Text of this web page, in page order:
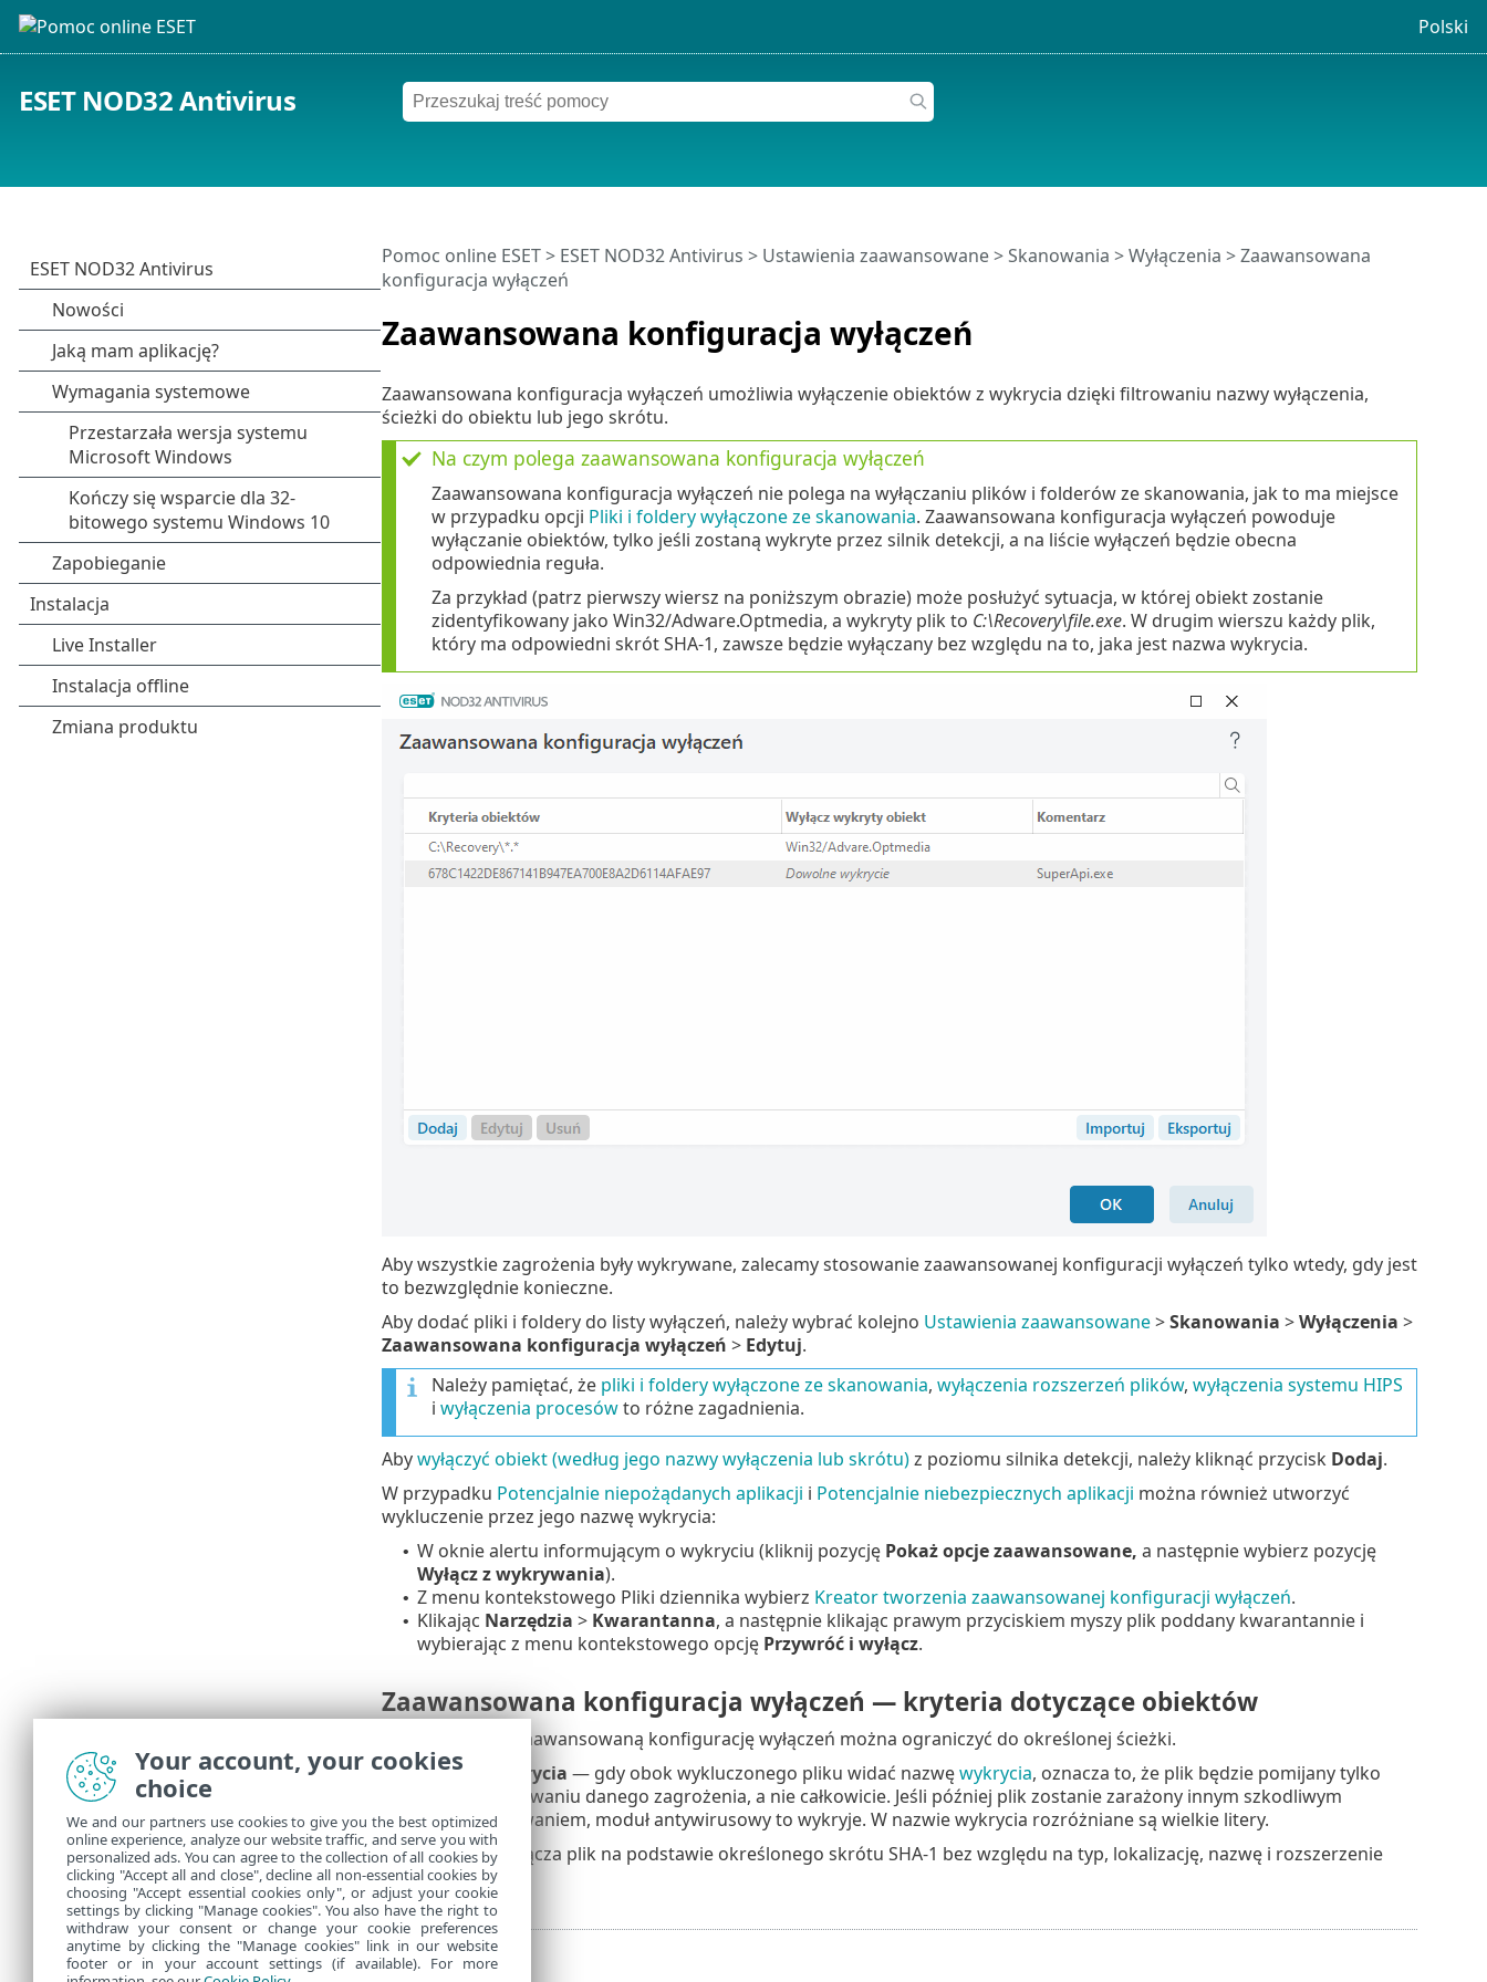
Polski
ESET NOD32 Antivirus
Zaawansowana konfiguracja wyłączeń
Pomoc online ESET> ESET NOD32 Antivirus > Ustawienia zaawansowane>Skanowania >Wyłączenia > Zaawansowana
konfiguracja wyłączeń
Zaawansowana konfiguracja wyłączeń umożliwia wyłączenie obiektów z wykrycia dzięki filtrowaniu nazwy wyłączenia,
ścieżki do obiektu lub jego skrótu.
Na czym polega zaawansowana konfiguracja wyłączeń
Zaawansowana konfiguracja wyłączeń nie polega na wyłączaniu plików i folderów ze skanowania, jak to ma miejsce
w przypadku opcji Pliki i foldery wyłączone ze skanowania. Zaawansowana konfiguracja wyłączeń powoduje
wyłączanie obiektów, tylko jeśli zostaną wykryte przez silnik detekcji, a na liście wyłączeń będzie obecna
odpowiednia reguła.
Za przykład (patrz pierwszy wiersz na poniższym obrazie) może posłużyć sytuacja, w której obiekt zostanie
zidentyfikowany jako Win32/Adware.Optmedia, a wykryty plik to C:\Recovery\file.exe. W drugim wierszu każdy plik,
który ma odpowiedni skrót SHA-1, zawsze będzie wyłączany bez względu na to, jaka jest nazwa wykrycia.
Aby wszystkie zagrożenia były wykrywane, zalecamy stosowanie zaawansowanej konfiguracji wyłączeń tylko wtedy, gdy jest
to bezwzględnie konieczne.
Aby dodać pliki i foldery do listy wyłączeń, należy wybrać kolejno Ustawienia zaawansowane>Skanowania >Wyłączenia >
Zaawansowana konfiguracja wyłączeń > Edytuj.
Należy pamiętać, że pliki i foldery wyłączone ze skanowania, wyłączenia rozszerzeń plików, wyłączenia systemu HIPS
i wyłączenia procesówto różne zagadnienia.
Abywyłączyć obiekt (według jego nazwy wyłączenia lub skrótu)z poziomu silnika detekcji, należy kliknąć przycisk Dodaj.
W przypadku Potencjalnie niepożądanych aplikacji i Potencjalnie niebezpiecznych aplikacji można również utworzyć
wykluczenie przez jego nazwę wykrycia:
• W oknie alertu informującym o wykryciu (kliknij pozycję Pokaż opcje zaawansowane, a następnie wybierz pozycję
Wyłącz z wykrywania).
• Z menu kontekstowego Pliki dziennika wybierz Kreator tworzenia zaawansowanej konfiguracji wyłączeń.
• Klikając Narzędzia > Kwarantanna, a następnie klikając prawym przyciskiem myszy plik poddany kwarantannie i
wybierając z menu kontekstowego opcję Przywróć i wyłącz.
Zaawansowana konfiguracja wyłączeń — kryteria dotyczące obiektów
— zaawansowaną konfigurację wyłączeń można ograniczyć do określonej ścieżki.
• Nazwa wykrycia — gdy obok wykluczonego pliku widać nazwęwykrycia, oznacza to, że plik będzie pomijany tylko
przy wyszukiwaniu danego zagrożenia, a nie całkowicie. Jeśli później plik zostanie zarażony innym szkodliwym
oprogramowaniem, moduł antywirusowy to wykryje. W nazwie wykrycia rozróżniane są wielkie litery.
• Skrót— wyłącza plik na podstawie określonego skrótu SHA-1 bez względu na typ, lokalizację, nazwę i rozszerzenie
pliku.
Your account, your cookies
choice
We and our partners use cookies to give you the best optimized
online experience, analyze our website traffic, and serve you with
personalized ads. You can agree to the collection of all cookies by
clicking "Accept all and close", decline all non-essential cookies by
choosing "Accept essential cookies only", or adjust your cookie
settings by clicking "Manage cookies". You also have the right to
withdraw your consent or change your cookie preferences
anytime by clicking the "Manage cookies" link in our website
footer or in your account settings (if available). For more